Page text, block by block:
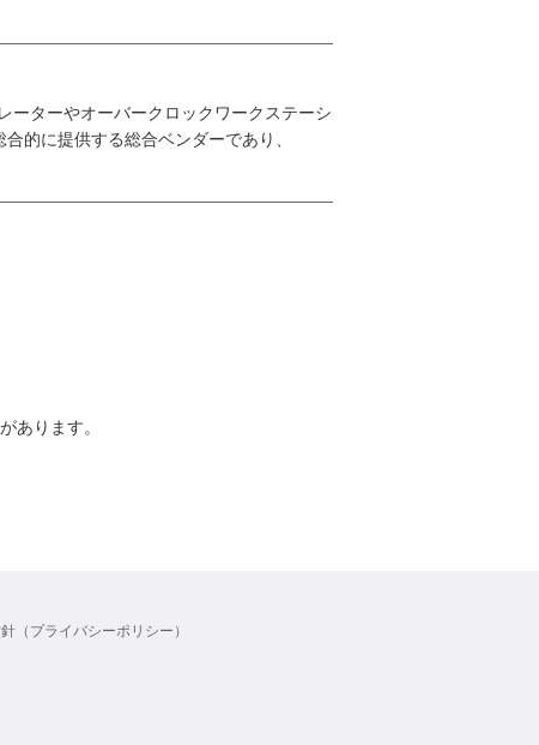
ーターやオーバークロックワークステーシ
的に提供する総合ベンダーであり、
あります。
（プライバシーポリシー）